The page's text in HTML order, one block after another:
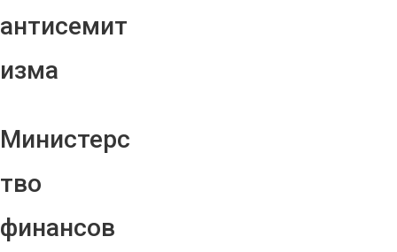
антисемит
изма
Министерс
тво
финансов